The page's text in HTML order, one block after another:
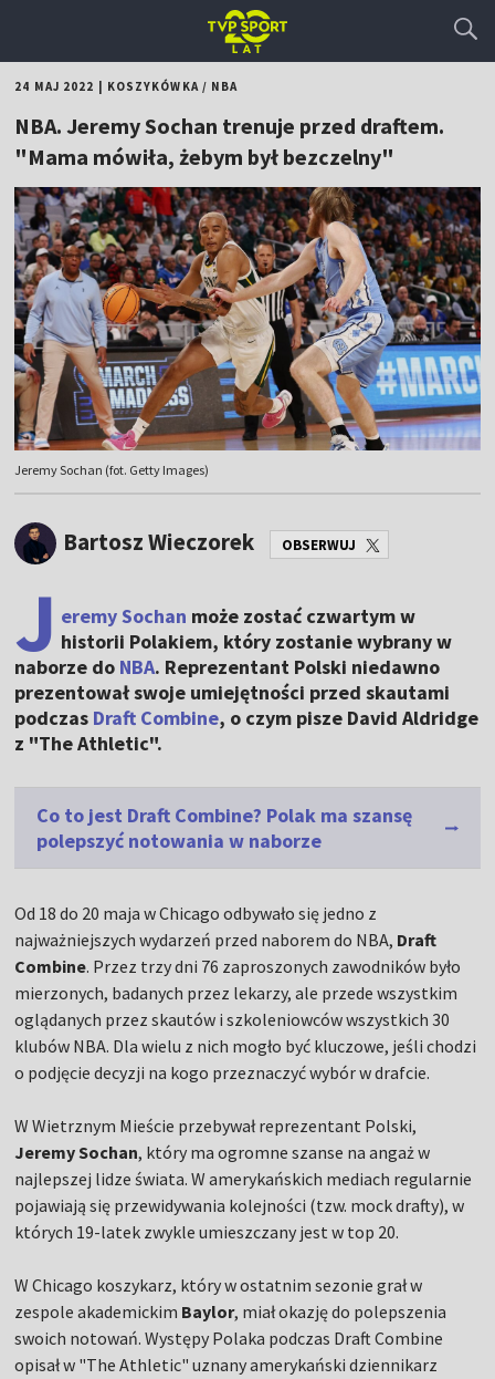
24 MAJ 2022 KOSZYKÓWKA/ NBA
NBA. Jeremy Sochan trenuje przed draftem.
"Mama mówiła, żebym był bezczelny"
Jeremy Sochan (fot. Getty Images)
Bartosz Wieczorek OBSERWUJ
J eremy Sochan może zostać czwartym w
historii Polakiem, który zostanie wybrany w
naborze do NBA. Reprezentant Polski niedawno
prezentował swoje umiejętności przed skautami
podczas Draft Combine, o czym pisze David Aldridge
z "The Athletic".
Co to jest Draft Combine? Polak ma szansę
polepszyć notowania w naborze
Od 18 do 20 maja w Chicago odbywało się jedno z
najważniejszych wydarzeń przed naborem do NBA, Draft
Combine. Przez trzy dni 76 zaproszonych zawodników było
mierzonych, badanych przez lekarzy, ale przede wszystkim
oglądanych przez skautów i szkoleniowców wszystkich 30
klubów NBA. Dla wielu z nich mogło być kluczowe, jeśli chodzi
o podjęcie decyzji na kogo przeznaczyć wybór w drafcie.
W Wietrznym Mieście przebywał reprezentant Polski,
Jeremy Sochan, który ma ogromne szanse na angaż w
najlepszej lidze świata. W amerykańskich mediach regularnie
pojawiają się przewidywania kolejności (tzw. mock drafty), w
których 19-latek zwykle umieszczany jest w top 20.
W Chicago koszykarz, który w ostatnim sezonie grał w
zespole akademickim Baylor, miał okazję do polepszenia
swoich notowań. Występy Polaka podczas Draft Combine
opisał w "The Athletic" uznany amerykański dziennikarz